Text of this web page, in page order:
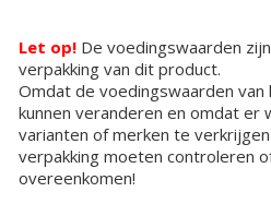
Let op! De voedingswaarden
verpakking van dit product.
Omdat de voedingswaarden
kunnen veranderen en omdat er
varianten of merken te
verpakking moeten controleren
overeenkomen!